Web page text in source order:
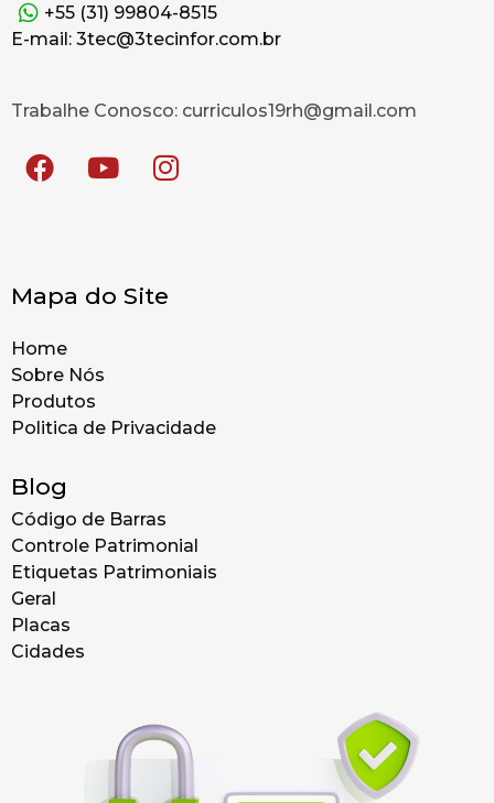
+55 (31) 99804-8515
E-mail: 3tec@3tecinfor.com.br
Trabalhe Conosco: curriculos19rh@gmail.com
Mapa do Site
Home
Sobre Nós
Produtos
Politica de Privacidade
Blog
Código de Barras
Controle Patrimonial
Etiquetas Patrimoniais
Geral
Placas
Cidades